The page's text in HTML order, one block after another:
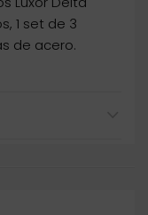
1 set de 3
de acero.